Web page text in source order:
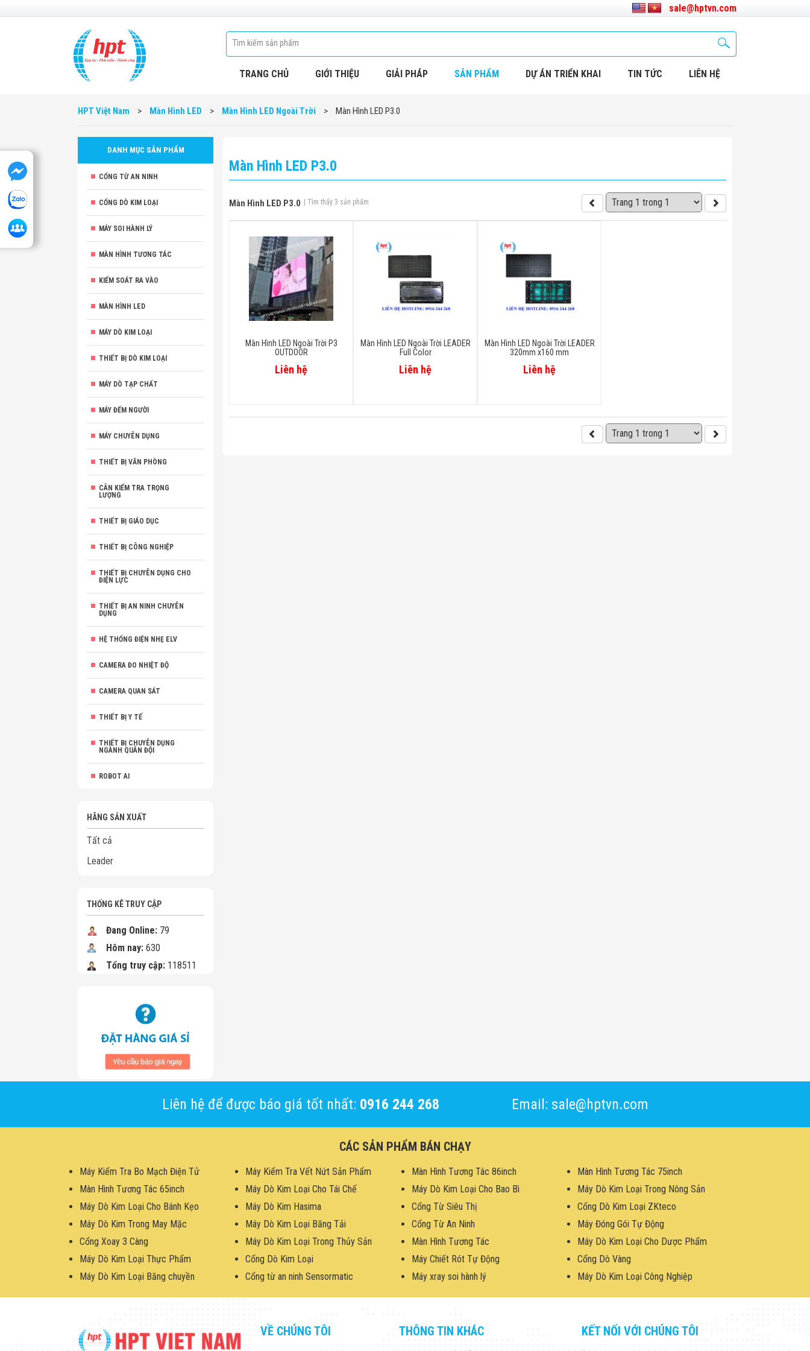
sale@hptvn.com
TRANG CHỦ GIỚI THIỆU GIẢI PHÁP SẢN PHẨM DỰ ÁN TRIỂN KHAI TIN TỨC LIÊN HỆ
HPT Việt Nam > Màn Hình LED > Màn Hình LED Ngoài Trời > Màn Hình LED P3.0
DANH MỤC SẢN PHẨM
CỔNG TỪ AN NINH
CỔNG DÒ KIM LOẠI
MÁY SOI HÀNH LÝ
MÀN HÌNH TƯƠNG TÁC
KIỂM SOÁT RA VÀO
MÀN HÌNH LED
MÁY DÒ KIM LOẠI
THIẾT BỊ DÒ KIM LOẠI
MÁY DÒ TẠP CHẤT
MÁY ĐẾM NGƯỜI
MÁY CHUYÊN DỤNG
THIẾT BỊ VĂN PHÒNG
CÂN KIỂM TRA TRỌNG
LƯỢNG
THIẾT BỊ GIÁO DỤC
THIẾT BỊ CÔNG NGHIỆP
THIẾT BỊ CHUYÊN DỤNG CHO
ĐIỆN LỰC
THIẾT BỊ AN NINH CHUYÊN
DỤNG
HỆ THỐNG ĐIỆN NHẸ ELV
CAMERA ĐO NHIỆT ĐỘ
CAMERA QUAN SÁT
THIẾT BỊ Y TẾ
THIẾT BỊ CHUYÊN DỤNG
NGÀNH QUÂN ĐỘI
ROBOT AI
HÃNG SẢN XUẤT
Tất cả
Leader
THỐNG KÊ TRUY CẬP
Đang Online: 79
Hôm nay: 630
Tổng truy cập: 118511
Màn Hình LED P3.0
Màn Hình LED P3.0 | Tìm thấy 3 sản phẩm
Màn Hình LED Ngoài Trời P3
OUTDOOR
Liên hệ
Màn Hình LED Ngoài Trời LEADER
Full Color
Liên hệ
Màn Hình LED Ngoài Trời LEADER
320mm x160 mm
Liên hệ
Liên hệ để được báo giá tốt nhất: 0916 244 268 Email: sale@hptvn.com
CÁC SẢN PHẨM BÁN CHẠY
Máy Kiểm Tra Bo Mạch Điện Tử Máy Kiểm Tra Vết Nứt Sản Phẩm Màn Hình Tương Tác 86inch
Màn Hình Tương Tác 75inch
Màn Hình Tương Tác 65inch
Máy Dò Kim Loại Cho Tái Chế Máy Dò Kim Loại Cho Bao Bì
Máy Dò Kim Loại Trong Nông Sản
Máy Dò Kim Loại Cho Bánh Kẹo
Máy Dò Kim Hasima Cổng Từ Siêu Thị
Cổng Dò Kim Loại ZKteco
Máy Dò Kim Trong May Mặc
Máy Dò Kim Loại Băng Tải Cổng Từ An Ninh
Máy Đóng Gói Tự Động
Cổng Xoay 3 Càng
Máy Dò Kim Loại Trong Thủy Sản Màn Hình Tương Tác
Máy Dò Kim Loại Cho Dược Phẩm
Máy Dò Kim Loại Thực Phẩm
Cổng Dò Kim Loại Máy Chiết Rót Tự Động
Cổng Dò Vàng
Máy Dò Kim Loại Băng chuyền
Cổng từ an ninh Sensormatic Máy xray soi hành lý Máy Dò Kim Loại Công Nghiệp
VỀ CHÚNG TÔI THÔNG TIN KHÁC KẾT NỐI VỚI CHÚNG TÔI